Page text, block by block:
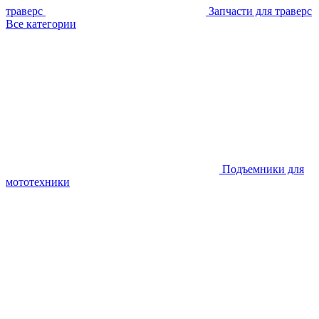
траверс
Запчасти для траверс
Все категории
Подъемники для
мототехники